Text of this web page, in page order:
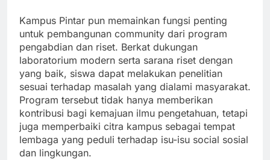
Kampus Pintar pun memainkan fungsi penting
untuk pembangunan community dari program
pengabdian dan riset. Berkat dukungan
laboratorium modern serta sarana riset dengan
yang baik, siswa dapat melakukan penelitian
sesuai terhadap masalah yang dialami masyarakat.
Program tersebut tidak hanya memberikan
kontribusi bagi kemajuan ilmu pengetahuan, tetapi
juga memperbaiki citra kampus sebagai tempat
lembaga yang peduli terhadap isu-isu social sosial
dan lingkungan.